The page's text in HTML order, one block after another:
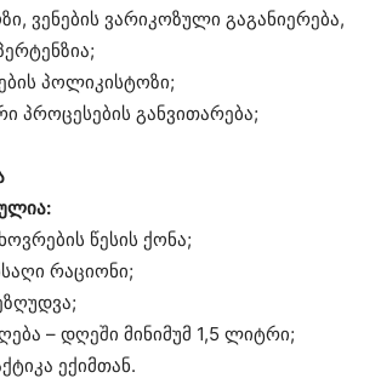
ვენების ვარიკოზული გაგანიერება,
პოლიკისტოზი;
განვითარება;
წესის ქონა;
რაციონი;
– დღეში მინიმუმ 1,5 ლიტრი;
ექიმთან.